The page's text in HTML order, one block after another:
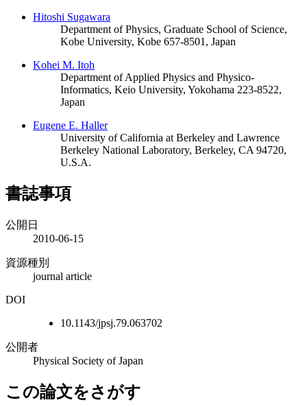
Hitoshi Sugawara
Department of Physics, Graduate School of Science,
Kobe University, Kobe 657-8501, Japan
Kohei M. Itoh
Department of Applied Physics and Physico-
Informatics, Keio University, Yokohama 223-8522,
Japan
Eugene E. Haller
University of California at Berkeley and Lawrence
Berkeley National Laboratory, Berkeley, CA 94720,
U.S.A.
書誌事項
公開日
2010-06-15
資源種別
journal article
DOI
10.1143/jpsj.79.063702
公開者
Physical Society of Japan
この論文をさがす